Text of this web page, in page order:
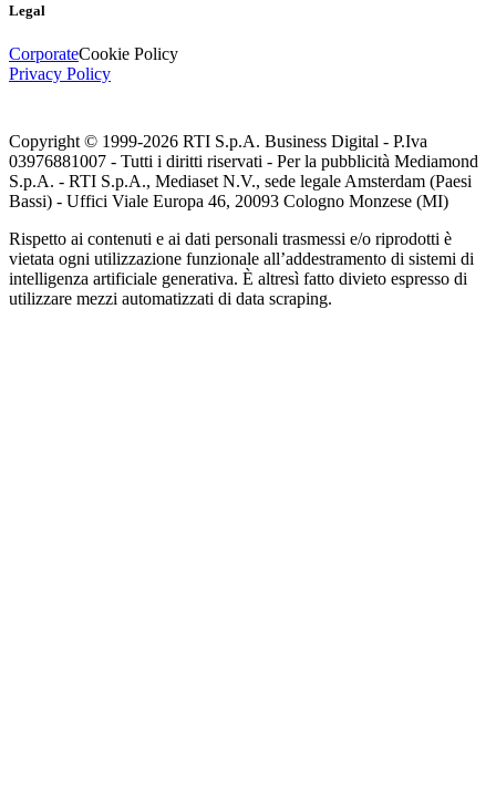
Legal
CorporateCookie Policy
Privacy Policy
Copyright © 1999-2026 RTI S.p.A. Business Digital - P.Iva
03976881007 - Tutti i diritti riservati - Per la pubblicità Mediamond
S.p.A. - RTI S.p.A., Mediaset N.V., sede legale Amsterdam (Paesi
Bassi) - Uffici Viale Europa 46, 20093 Cologno Monzese (MI)
Rispetto ai contenuti e ai dati personali trasmessi e/o riprodotti è
vietata ogni utilizzazione funzionale all’addestramento di sistemi di
intelligenza artificiale generativa. È altresì fatto divieto espresso di
utilizzare mezzi automatizzati di data scraping.